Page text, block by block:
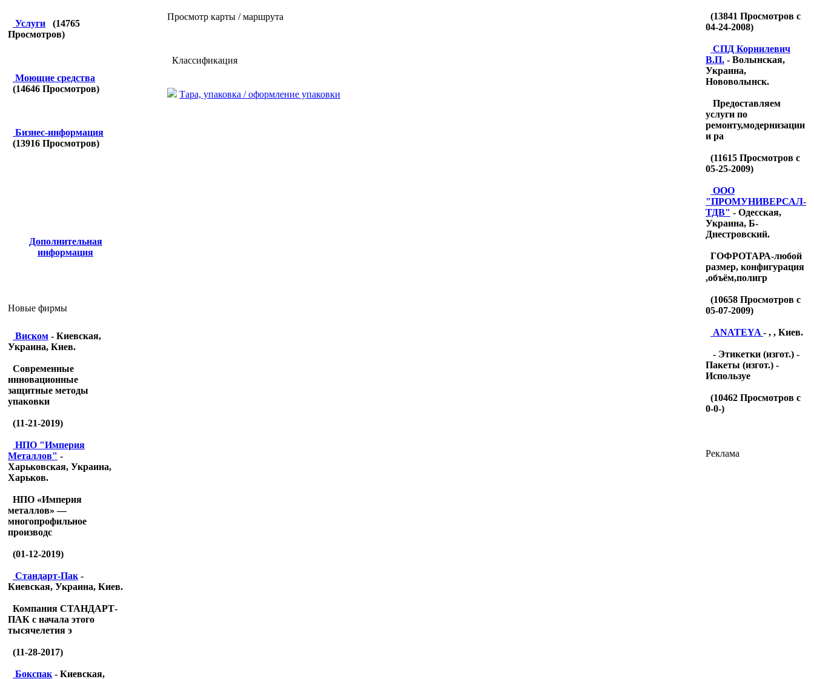
Услуги (14765
Просмотров)
Моющие средства
(14646 Просмотров)
Бизнес-информация
(13916 Просмотров)
Дополнительная
информация
Новые фирмы
Виском - Киевская,
Украина, Киев.
Современные
инновационные
защитные методы
упаковки
(11-21-2019)
НПО "Империя
Металлов" -
Харьковская, Украина,
Харьков.
НПО «Империя
металлов» —
многопрофильное
производс
(01-12-2019)
Стандарт-Пак -
Киевская, Украина, Киев.
Компания СТАНДАРТ-
ПАК с начала этого
тысячелетия э
(11-28-2017)
Бокспак - Киевская,
Просмотр карты / маршрута
Классификация
Тара, упаковка / оформление упаковки
(13841 Просмотров с
04-24-2008)
CПД Корнилевич
В.П. - Волынская,
Украина,
Нововолынск.
Предоставляем
услуги по
ремонту,модернизации
и ра
(11615 Просмотров с
05-25-2009)
OOO
"ПРОМУНИВЕРСАЛ-
ТДB" - Одесская,
Украина, Б-
Днестровский.
ГОФРОТАРА-любой
размер, конфигурация
,объём,полигр
(10658 Просмотров с
05-07-2009)
ANATEYA - , , Киев.
- Этикетки (изгот.) -
Пакеты (изгот.) -
Используе
(10462 Просмотров с
0-0-)
Реклама